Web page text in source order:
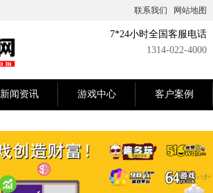
联系我们 网站地图
7*24小时全国客服电话
1314-022-4000
新闻资讯 游戏中心 客户案例